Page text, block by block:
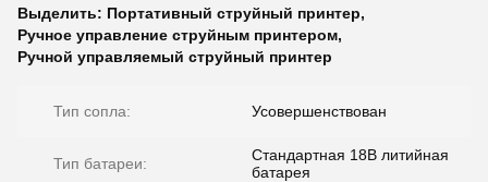
Выделить: Портативный струйный принтер,
Ручное управление струйным принтером,
Ручной управляемый струйный принтер
Тип сопла: Усовершенствован
Тип батареи:
Стандартная 18В литийная
батарея